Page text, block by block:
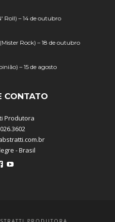
Roll) – 14 de outubro
Rock) – 18 de outubro
– 15 de agosto
CONTATO
Produtora
- Brasil
Ver